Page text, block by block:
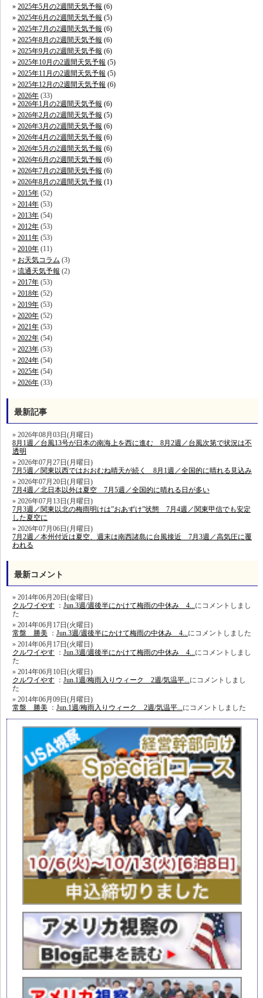
2025年5月の2週間天気予報 (6)
2025年6月の2週間天気予報 (5)
2025年7月の2週間天気予報 (6)
2025年8月の2週間天気予報 (6)
2025年9月の2週間天気予報 (6)
2025年10月の2週間天気予報 (5)
2025年11月の2週間天気予報 (5)
2025年12月の2週間天気予報 (6)
2026年 (33)
2026年1月の2週間天気予報 (6)
2026年2月の2週間天気予報 (5)
2026年3月の2週間天気予報 (6)
2026年4月の2週間天気予報 (6)
2026年5月の2週間天気予報 (6)
2026年6月の2週間天気予報 (6)
2026年7月の2週間天気予報 (6)
2026年8月の2週間天気予報 (1)
2015年 (52)
2014年 (53)
2013年 (54)
2012年 (53)
2011年 (53)
2010年 (11)
お天気コラム (3)
流通天気予報 (2)
2017年 (53)
2018年 (52)
2019年 (53)
2020年 (52)
2021年 (53)
2022年 (54)
2023年 (53)
2024年 (54)
2025年 (54)
2026年 (33)
最新記事
2026年08月03日(月曜日)
8月1週／台風13号が日本の南海上を西に進む 8月2週／台風次第で状況は不
透明
2026年07月27日(月曜日)
7月5週／関東以西ではおおむね晴天が続く 8月1週／全国的に晴れる見込み
2026年07月20日(月曜日)
7月4週／北日本以外は夏空 7月5週／全国的に晴れる日が多い
2026年07月13日(月曜日)
7月3週／関東以北の梅雨明けは”おあずけ”状態 7月4週／関東甲信でも安定
した夏空に
2026年07月06日(月曜日)
7月2週／本州付近は夏空、週末は南西諸島に台風接近 7月3週／高気圧に覆
われる
最新コメント
2014年06月20日(金曜日)
クルワイやす ： Jun.3週/週後半にかけて梅雨の中休み 4... にコメントしまし
た
2014年06月17日(火曜日)
常盤 勝美 ： Jun.3週/週後半にかけて梅雨の中休み 4... にコメントしました
2014年06月17日(火曜日)
クルワイやす ： Jun.3週/週後半にかけて梅雨の中休み 4... にコメントしまし
た
2014年06月10日(火曜日)
クルワイやす ： Jun.1週/梅雨入りウィーク 2週/気温平... にコメントしまし
た
2014年06月09日(月曜日)
常盤 勝美 ： Jun.1週/梅雨入りウィーク 2週/気温平... にコメントしました